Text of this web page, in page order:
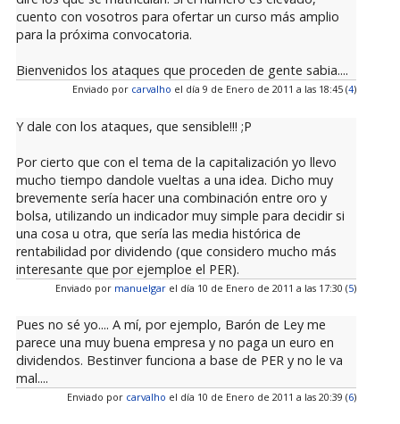
cuento con vosotros para ofertar un curso más amplio
para la próxima convocatoria.
Bienvenidos los ataques que proceden de gente sabia....
Enviado por carvalho el día 9 de Enero de 2011 a las 18:45 (4)
Y dale con los ataques, que sensible!!! ;P
Por cierto que con el tema de la capitalización yo llevo
mucho tiempo dandole vueltas a una idea. Dicho muy
brevemente sería hacer una combinación entre oro y
bolsa, utilizando un indicador muy simple para decidir si
una cosa u otra, que sería las media histórica de
rentabilidad por dividendo (que considero mucho más
interesante que por ejemploe el PER).
Enviado por manuelgarel día 10 de Enero de 2011 a las 17:30 (5)
Pues no sé yo.... A mí, por ejemplo, Barón de Ley me
parece una muy buena empresa y no paga un euro en
dividendos. Bestinver funciona a base de PER y no le va
mal....
Enviado por carvalho el día 10 de Enero de 2011 a las 20:39 (6)